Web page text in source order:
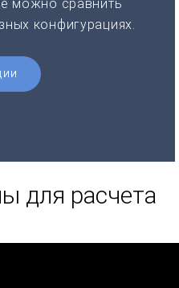
можно сравнить
конфигурациях.
для расчета